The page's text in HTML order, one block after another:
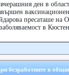
ден в
пресаташе на
в
безработните в